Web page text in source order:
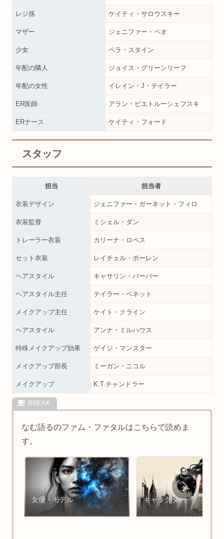
レジ係 ケイティ・サロウスキー
マザー ジェニファー・ペオ
少女 ベラ・スタイン
年配の隣人 ジョイス・グリーンリーフ
年配の女性 イレイン・J・テイラー
ER医師 アラン・ピエトルーシェフスキ
ERナース ケイティ・フォード
スタッフ
担当 担当者
衣装デザイン ジェニファー・ガーネット・フィロ
衣装監督 ミシェル・ダン
トレーラー衣装 カリーナ・ロペス
セット衣装 レイチェル・ポーレン
ヘアスタイル キャサリン・バーバー
ヘアスタイル主任 テイラー・ベネット
メイクアップ主任 ケイト・クライン
ヘアスタイル アンナ・ミルハウス
特殊メイクアップ効果 ゲイジ・マンスター
メイクアップ部長 ミーガン・ニコル
メイクアップ K.T.チャンドラー
なむ語るのファム・ファタルはこちらで読めま
す。
女優・モデル キャラクター